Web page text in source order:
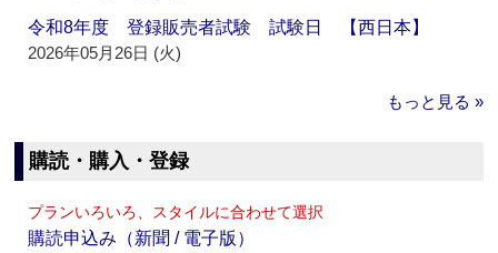
令和8年度 登録販売者試験 試験日 【西日本】
2026年05月26日 (火)
もっと見る »
購読・購入・登録
プランいろいろ、スタイルに合わせて選択
購読申込み（新聞 / 電子版）